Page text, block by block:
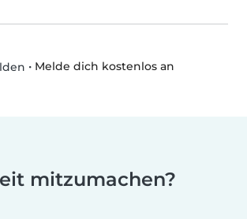
• Melde dich kostenlos an
mitzumachen?